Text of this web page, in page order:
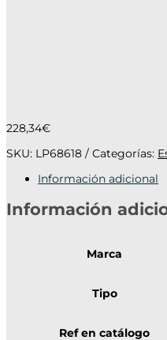
228,34€
SKU: LP68618 Categorías:
Información adicional
Información
Marca
Tipo
Ref en catálogo